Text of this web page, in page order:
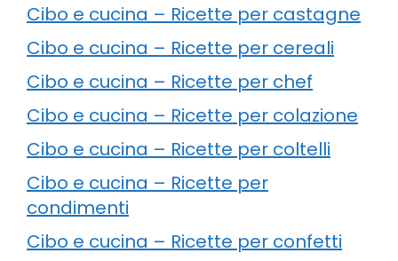
Cibo e cucina – Ricette per castagne
Cibo e cucina – Ricette per cereali
Cibo e cucina – Ricette per chef
Cibo e cucina – Ricette per colazione
Cibo e cucina – Ricette per coltelli
Cibo e cucina – Ricette per
condimenti
Cibo e cucina – Ricette per confetti